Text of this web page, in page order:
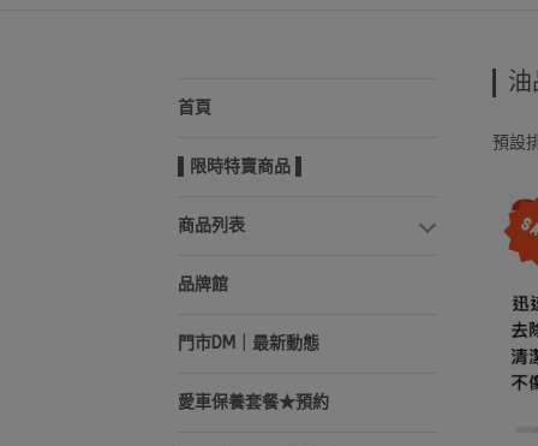
首頁
▌限時特賣商品 ▌
商品列表
品牌館
門市DM｜最新動態
愛車保養套餐★預約
油
預設